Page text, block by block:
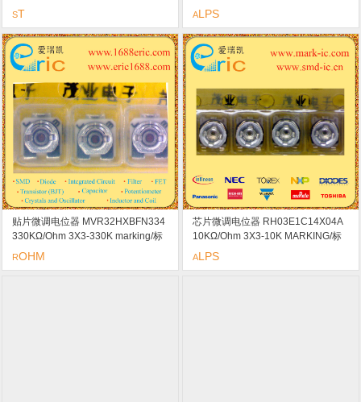
101/SOT883/0402 标记1K
ST
16
ALPS
贴片微调电位器 MVR32HXBFN334
330KΩ/Ohm 3X3-330K marking/标
记 N5
ROHM
芯片微调电位器 RH03E1C14X04A
10KΩ/Ohm 3X3-10K MARKING/标
记 14
ALPS